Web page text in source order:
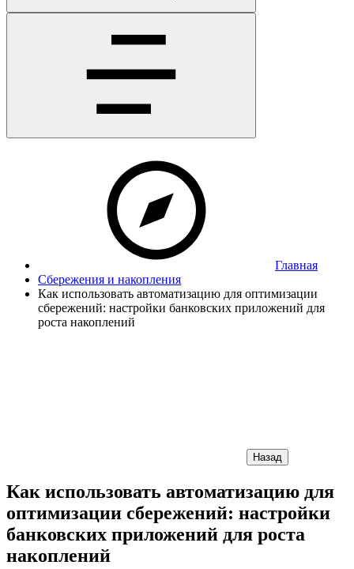
Главная
Сбережения и накопления
Как использовать автоматизацию для оптимизации
сбережений: настройки банковских приложений для
роста накоплений
Назад
Как использовать автоматизацию для
оптимизации сбережений: настройки
банковских приложений для роста
накоплений